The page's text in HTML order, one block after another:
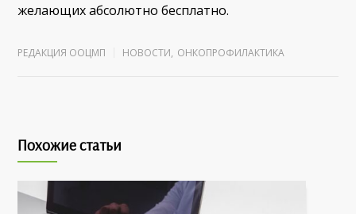
желающих абсолютно бесплатно.
РЕДАКЦИЯ ООЦМП НОВОСТИ, ОНКОПРОФИЛАКТИКА
Похожие статьи